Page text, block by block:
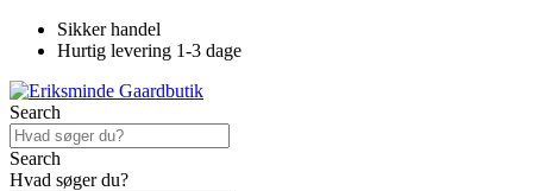
Sikker handel
Hurtig levering 1-3 dage
Search
Search
Hvad søger du?